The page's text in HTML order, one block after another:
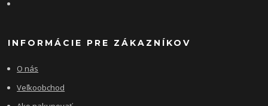
INFORMÁCIE PRE ZÁKAZNÍKOV
O nás
Veľkoobchod